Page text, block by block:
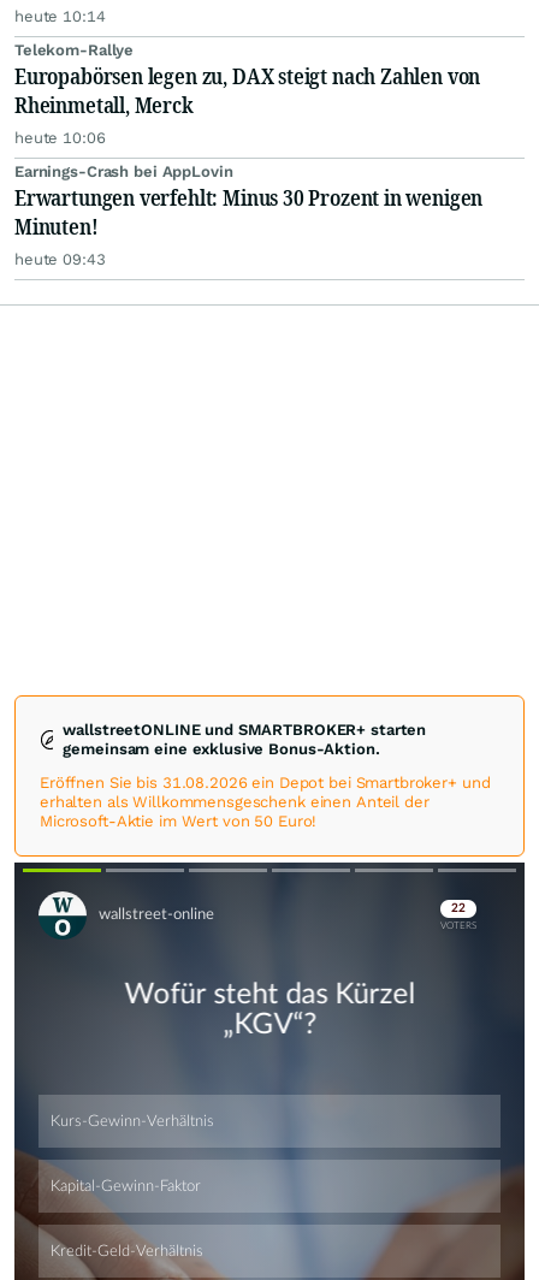
heute 10:14
Telekom-Rallye
Europabörsen legen zu, DAX steigt nach Zahlen von
Rheinmetall, Merck
heute 10:06
Earnings-Crash bei AppLovin
Erwartungen verfehlt: Minus 30 Prozent in wenigen
Minuten!
heute 09:43
wallstreetONLINE und SMARTBROKER+ starten
gemeinsam eine exklusive Bonus-Aktion.
Eröffnen Sie bis 31.08.2026 ein Depot bei Smartbroker+ und
erhalten als Willkommensgeschenk einen Anteil der
Microsoft-Aktie im Wert von 50 Euro!
Skip
Skip